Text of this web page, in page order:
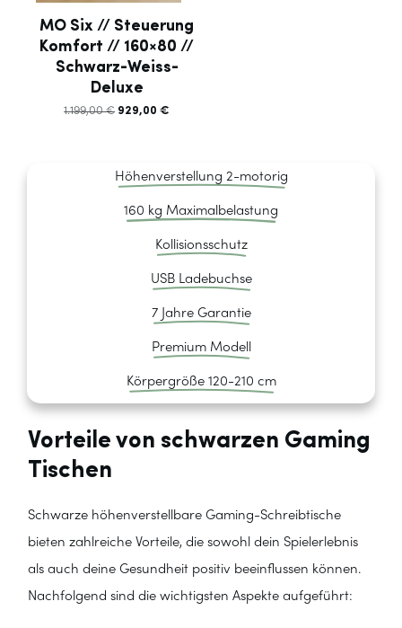
MO Six // Steuerung
Komfort // 160×80 //
Schwarz-Weiss-
Deluxe
1.199,00€ Ursprünglicher
929,00€
Höhenverstellung 2-motorig
160 kg Maximalbelastung
Kollisionsschutz
USB Ladebuchse
7 Jahre Garantie
Premium Modell
Körpergröße 120-210 cm
Vorteile von schwarzen Gaming
Tischen
Schwarze höhenverstellbare Gaming-Schreibtische
bieten zahlreiche Vorteile, die sowohl dein Spielerlebnis
als auch deine Gesundheit positiv beeinflussen können.
Nachfolgend sind die wichtigsten Aspekte aufgeführt: